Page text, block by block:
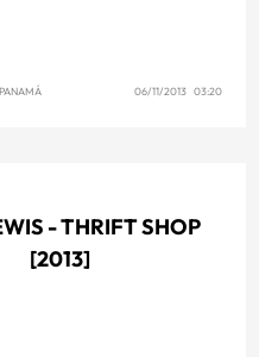
06/11/2013 03:20
- THRIFT SHOP
[2013]